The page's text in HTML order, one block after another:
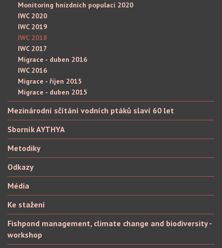
Monitoring hnízdních populací 2020
IWC 2020
IWC 2019
IWC 2018
IWC 2017
Migrace - duben 2016
IWC 2016
Migrace - říjen 2015
Migrace - duben 2015
Mezinárodní sčítání vodních ptáků slaví 60 let
Sborník AYTHYA
Metodiky
Odkazy
Média
Ke stažení
Fishpond management, climate change and biodiversity -
workshop